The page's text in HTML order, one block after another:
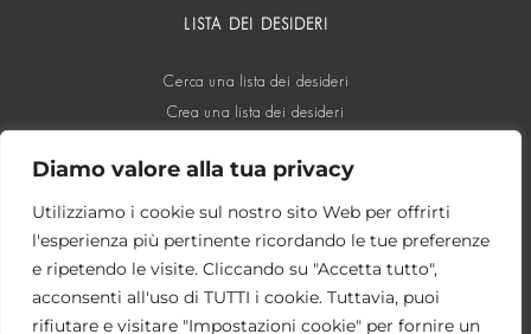
Diamo valore alla tua privacy
Utilizziamo i cookie sul nostro sito Web per offrirti
l'esperienza più pertinente ricordando le tue preferenze
e ripetendo le visite. Cliccando su "Accetta tutto",
acconsenti all'uso di TUTTI i cookie. Tuttavia, puoi
rifiutare e visitare "Impostazioni cookie" per fornire un
LISTA DEI DESIDERI
Cerca una lista dei desideri
Crea una lista dei desideri
SOCIAL